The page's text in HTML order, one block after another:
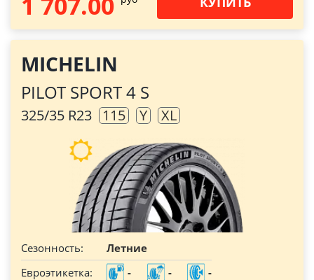
MICHELIN
PILOT SPORT 4 S
325/35 R23 115 Y XL
Сезонность:
Летние
Евроэтикетка:
- -
-